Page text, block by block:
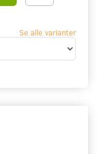
Se alle varianter